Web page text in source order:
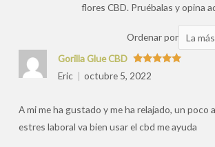
flores CBD. Pruébalas y opina
Ordenar por Ordenar
las
Valorado
con
Gorilla Glue CBD
Eric
octubre 5, 2022
A mi me ha gustado y me ha relajado, un poco
estres laboral va bien usar el cbd me ayuda